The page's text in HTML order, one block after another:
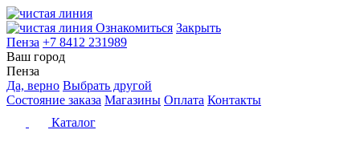
Ознакомиться Закрыть
Пенза +7 8412 231989
Ваш город
Пенза
Да, верно Выбрать другой
Состояние заказа Магазины Оплата Контакты
Каталог